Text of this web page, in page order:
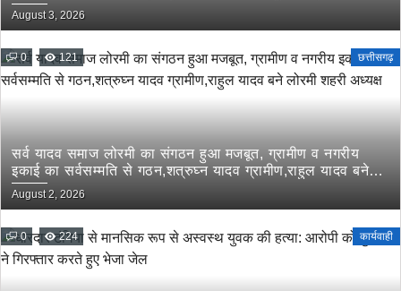
मंत्री तोखन साहू के समक्ष उठाई सैनिक हितों की प्रमुख मांगें
August 3, 2026
0 121 छत्तीसगढ़
सर्व यादव समाज लोरमी का संगठन हुआ मजबूत, ग्रामीण व नगरीय
इकाई का सर्वसम्मति से गठन,शत्रुघ्न यादव ग्रामीण,राहुल यादव बने
लोरमी शहरी अध्यक्ष
August 2, 2026
0 224 कार्यवाही